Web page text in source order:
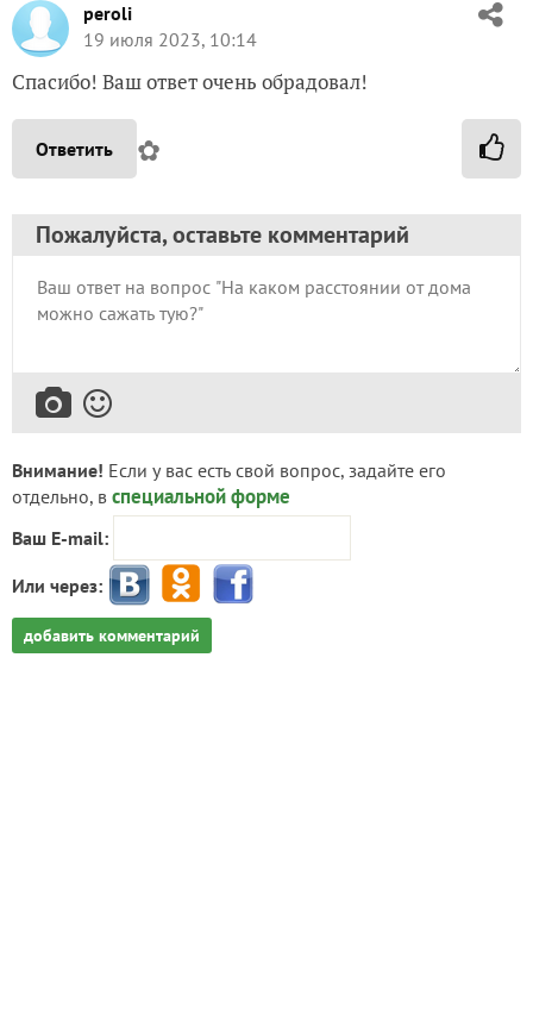
peroli
19 июля 2023, 10:14
Спасибо! Ваш ответ очень обрадовал!
Ответить ✿
Пожалуйста, оставьте комментарий
Внимание! Если у вас есть свой вопрос, задайте его
отдельно, в специальной форме
Ваш E-mail:
Или через:
добавить комментарий